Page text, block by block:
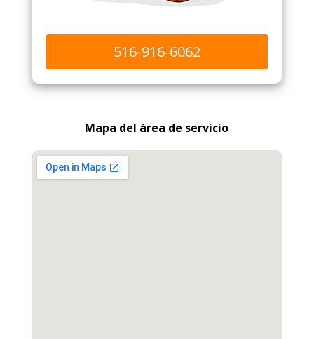
516-916-6062
Mapa del área de servicio